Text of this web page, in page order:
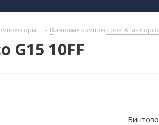
- Винтовые компрессоры Atlas Copco
G15 10FF